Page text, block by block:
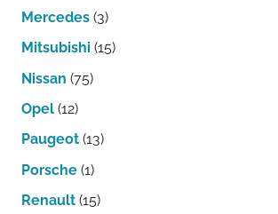
Mercedes (3)
Mitsubishi (15)
Nissan (75)
Opel (12)
Paugeot (13)
Porsche (1)
Renault (15)